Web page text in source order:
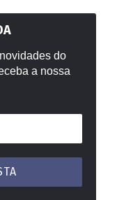
do
a nossa